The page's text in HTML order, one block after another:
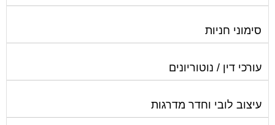
סימוני חניות
עורכי דין / נוטוריונים
עיצוב לובי וחדר מדרגות